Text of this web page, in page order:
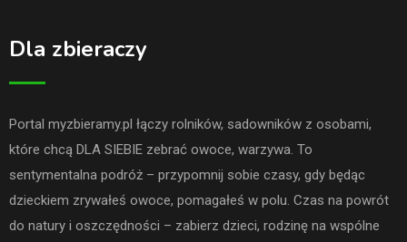
Dla zbieraczy
Portal myzbieramy.pl łączy rolników, sadowników z osobami,
które chcą DLA SIEBIE zebrać owoce, warzywa. To
sentymentalna podróż – przypomnij sobie czasy, gdy będąc
dzieckiem zrywałeś owoce, pomagałeś w polu. Czas na powrót
do natury i oszczędności – zabierz dzieci, rodzinę na wspólne